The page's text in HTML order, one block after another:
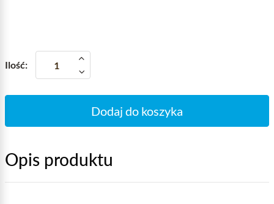
Ilość:
Dodaj do koszyka
Opis produktu